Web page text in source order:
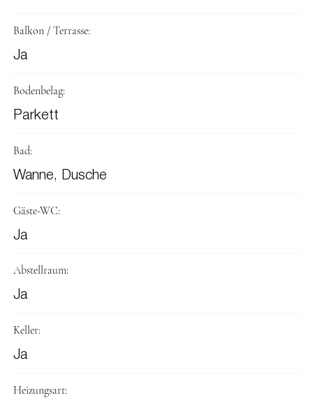
Balkon / Terrasse:
Ja
Bodenbelag:
Parkett
Bad:
Wanne, Dusche
Gäste-WC:
Ja
Abstellraum:
Ja
Keller:
Ja
Heizungsart: